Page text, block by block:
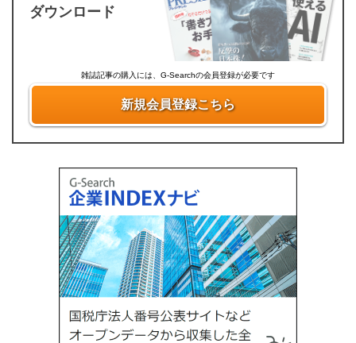
ダウンロード
雑誌記事の購入には、G-Searchの会員登録が必要です
新規会員登録こちら